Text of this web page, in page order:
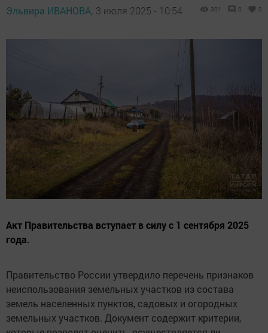
Эльвира ИВАНОВА, 3 июля 2025 - 10:54 301 0 0
Акт Правительства вступает в силу с 1 сентября 2025
года.
Правительство России утвердило перечень признаков
неиспользования земельных участков из состава
земель населенных пунктов, садовых и огородных
земельных участков. Документ содержит критерии,